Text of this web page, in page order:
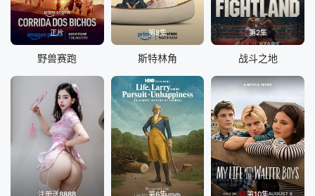
正片
野兽赛跑
第8集
斯特林角
第2集
战斗之地
注册送8888 第6集 第10集